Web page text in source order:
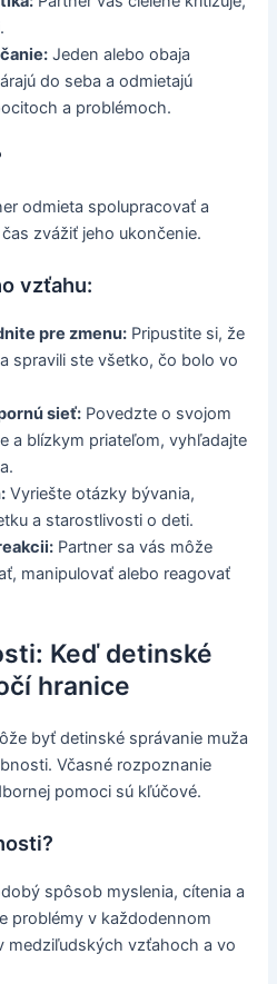
Jeden alebo obaja
do seba a odmietajú
a problémoch.
odmieta spolupracovať a
zvážiť jeho ukončenie.
vzťahu:
pre zmenu: Pripustite si, že
spravili ste všetko, čo bolo vo
sieť: Povedzte o svojom
a blízkym priateľom, vyhľadajte
Vyriešte otázky bývania,
a starostlivosti o deti.
Partner sa vás môže
manipulovať alebo reagovať
Keď detinské
hranice
byť detinské správanie muža
Včasné rozpoznanie
pomoci sú kľúčové.
spôsob myslenia, cítenia a
problémy v každodennom
medziľudských vzťahoch a vo